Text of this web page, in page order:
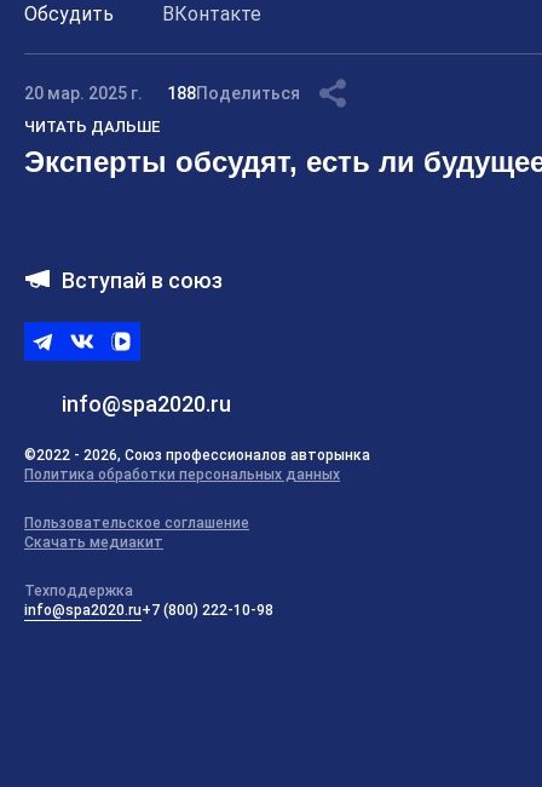
Обсудить ВКонтакте
20 мар. 2025 г. 188Поделиться
ЧИТАТЬ ДАЛЬШЕ
Эксперты обсудят, есть ли
Вступай в союз
info@spa2020.ru
TelegramВКонтакте
ВК
©2022 - 2026, Союз профессионалов авторынка
Политика обработки персональных данных
Пользовательское соглашение
Скачать медиакит
Техподдержка
info@spa2020.ru+7 (800) 222-10-98